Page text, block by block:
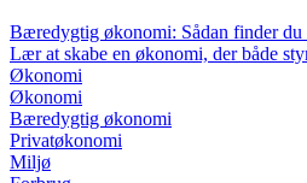
Bæredygtig økonomi: Sådan finder du
Lær at skabe en økonomi, der både
Økonomi
Økonomi
Bæredygtig økonomi
Privatøkonomi
Miljø